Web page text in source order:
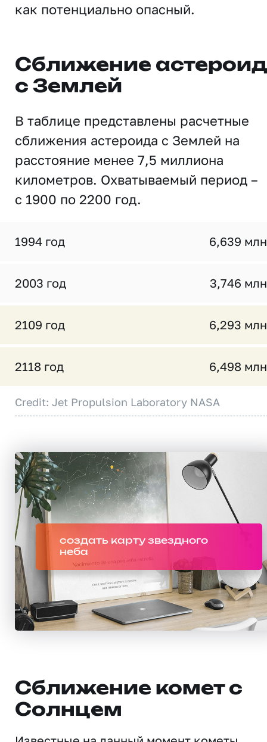
как потенциально опасный.
Сближение
с Землей
В таблице представлены расчетные
сближения астероида с Землей на
расстояние менее 7,5 миллиона
километров. Охватываемый период –
с 1900 по 2200 год.
1994 год 6,639
2003 год 3,746
2109 год 6,293
2118 год 6,498
Credit: Jet Propulsion Laboratory NASA
создать карту звездного
неба
Сближение комет с
Солнцем